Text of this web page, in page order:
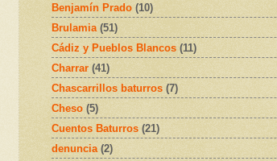
Benjamín Prado (10)
Brulamia (51)
Cádiz y Pueblos Blancos (11)
Charrar (41)
Chascarrillos baturros (7)
Cheso (5)
Cuentos Baturros (21)
denuncia (2)